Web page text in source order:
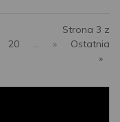
Strona 3 z
20 ... »
Ostatnia
»